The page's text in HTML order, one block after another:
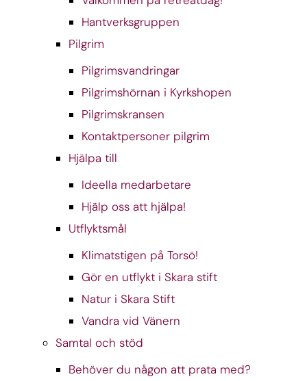
Hantverksgruppen
Pilgrim
Pilgrimsvandringar
Pilgrimshörnan i Kyrkshopen
Pilgrimskransen
Kontaktpersoner pilgrim
Hjälpa till
Ideella medarbetare
Hjälp oss att hjälpa!
Utflyktsmål
Klimatstigen på Torsö!
Gör en utflykt i Skara stift
Natur i Skara Stift
Vandra vid Vänern
Samtal och stöd
Behöver du någon att prata med?